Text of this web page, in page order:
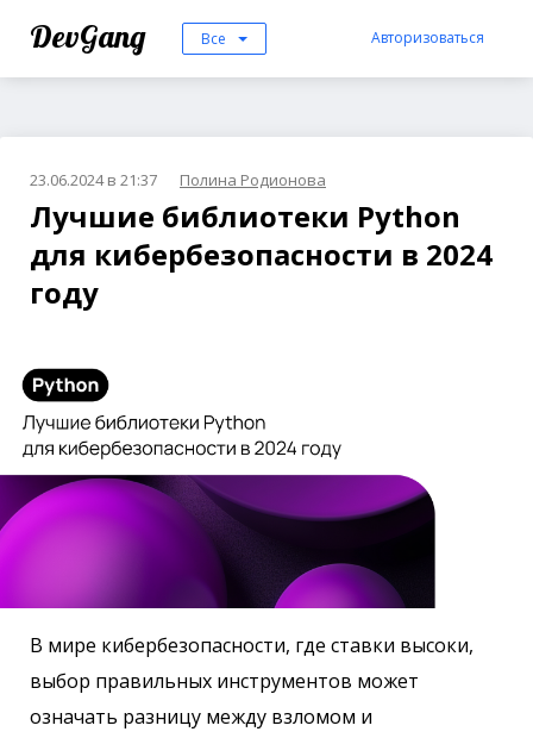
DevGang Все Авторизоваться
23.06.2024 в 21:37 Полина Родионова
Лучшие библиотеки Python
для кибербезопасности в 2024
году
В мире кибербезопасности, где ставки высоки,
выбор правильных инструментов может
означать разницу между взломом и